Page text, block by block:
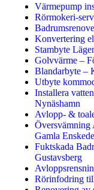
Värmepump
Rörmokeri-
Konvertering
Stambyte
Golvvärme –
Blandarbyte –
Utbyte
Installera
Nynäshamn
Avlopp- &
Översvämning
Gamla Enskede
Fuktskada
Gustavsberg
Rörinfodring